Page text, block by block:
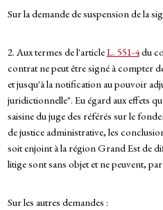
Sur la demande de suspension de la
2. Aux termes de l'articleL. 551-4du
contrat ne peut être signé à compter
et jusqu'à la notification au pouvoir
juridictionnelle". Eu égard aux effets
saisine du juge des référés sur le
de justice administrative, les
soit enjoint à la région Grand Est de
litige sont sans objet et ne peuvent,
Sur les autres demandes :